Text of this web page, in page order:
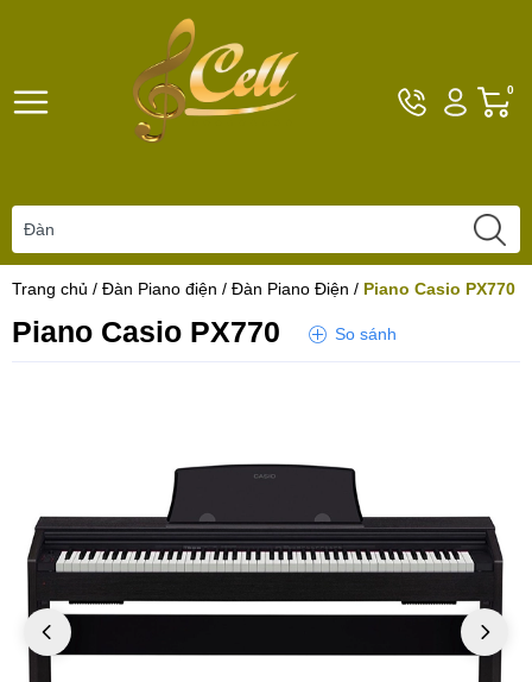
Hotline
0961017926
Tài
khoản
0
Trang chủ / Đàn Piano điện / Đàn Piano Điện / Piano Casio PX770
Piano Casio PX770 So sánh